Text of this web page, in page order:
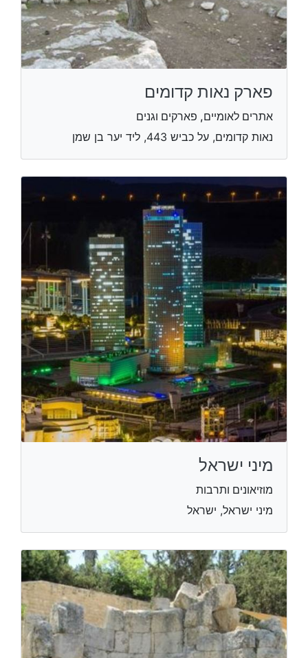
פארק נאות קדומים
אתרים לאומיים, פארקים וגנים
נאות קדומים, על כביש 443, ליד יער בן שמן
מיני ישראל
מוזיאונים ותרבות
מיני ישראל, ישראל